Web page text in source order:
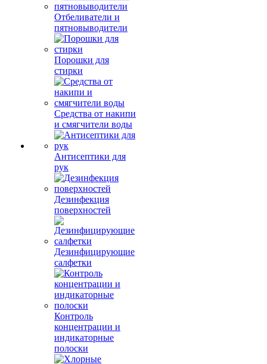
Отбеливатели и
пятновыводители
Порошки для
стирки
Средства от накипи
и смягчители воды
Антисептики для
рук
Дезинфекция
поверхностей
Дезинфицирующие
салфетки
Контроль
концентрации и
индикаторные
полоски